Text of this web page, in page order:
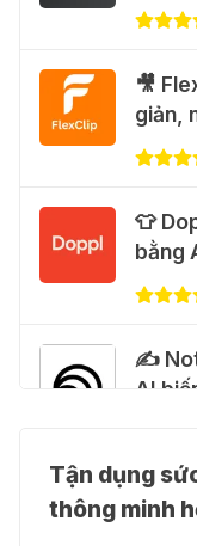
31 Thg
🐈
hình
31 Thg
🎁
tháng
🍎
🎥
giản,
👕
bằng
✍️
AI
👗
Tận dụng
thông minh